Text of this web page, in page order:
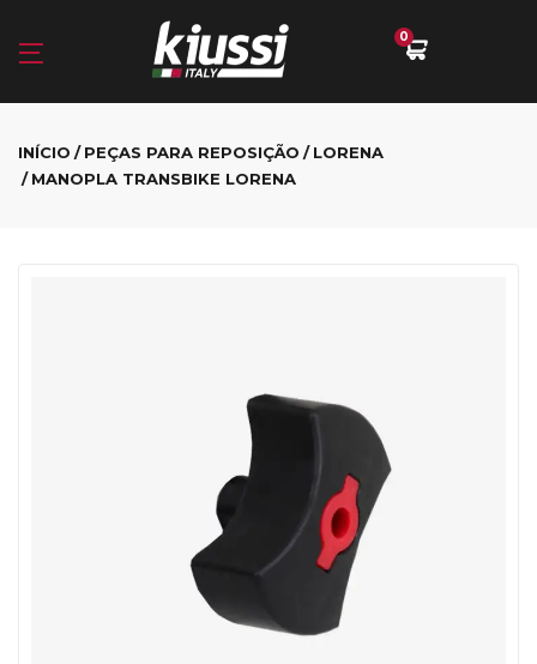
0
INÍCIO PEÇAS PARA REPOSIÇÃO
LORENA
MANOPLA TRANSBIKE LORENA